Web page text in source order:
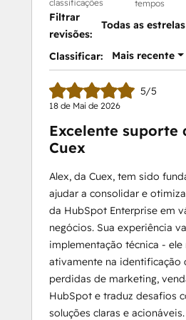
classificações tempos
Filtrar
revisões:
Todas as estrelas
Classificar: Mais recente
5/5
18 de Mai de 2026
Excelente suporte
Cuex
Alex, da Cuex, tem sido
ajudar a consolidar e
da HubSpot Enterprise em
negócios. Sua experiência
implementação técnica - ele
ativamente na identificação
perdidas de marketing,
HubSpot e traduz desafios
soluções claras e